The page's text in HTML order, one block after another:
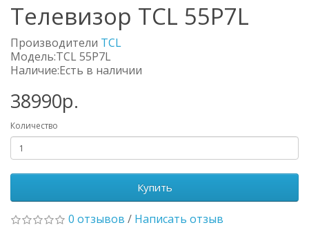
Телевизор TCL 55P7L
Производители TCL
Модель:TCL 55P7L
Наличие:Есть в наличии
38990р.
Количество
Купить
0 отзывов / Написать отзыв